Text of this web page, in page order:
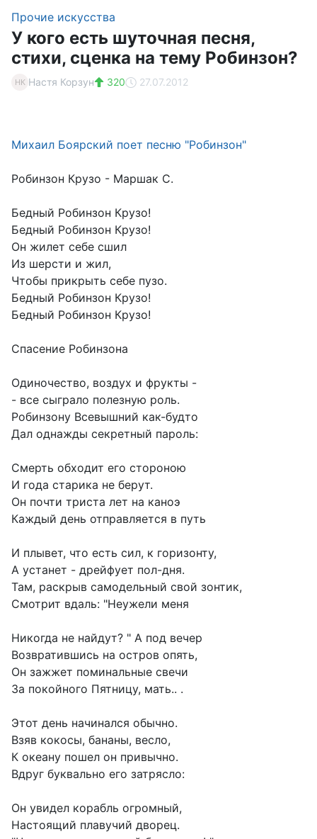
Прочие искусства
У кого есть шуточная песня,
стихи, сценка на тему Робинзон?
НК Настя Корзун 320 27.07.2012
Михаил Боярский поет песню "Робинзон"
Робинзон Крузо - Маршак С.
Бедный Робинзон Крузо!
Бедный Робинзон Крузо!
Он жилет себе сшил
Из шерсти и жил,
Чтобы прикрыть себе пузо.
Бедный Робинзон Крузо!
Бедный Робинзон Крузо!
Спасение Робинзона
Одиночество, воздух и фрукты -
- все сыграло полезную роль.
Робинзону Всевышний как-будто
Дал однажды секретный пароль:
Смерть обходит его стороною
И года старика не берут.
Он почти триста лет на каноэ
Каждый день отправляется в путь
И плывет, что есть сил, к горизонту,
А устанет - дрейфует пол-дня.
Там, раскрыв самодельный свой зонтик,
Смотрит вдаль: "Неужели меня
Никогда не найдут? " А под вечер
Возвратившись на остров опять,
Он зажжет поминальные свечи
За покойного Пятницу, мать.. .
Этот день начинался обычно.
Взяв кокосы, бананы, весло,
К океану пошел он привычно.
Вдруг буквально его затрясло:
Он увидел корабль огромный,
Настоящий плавучий дворец.